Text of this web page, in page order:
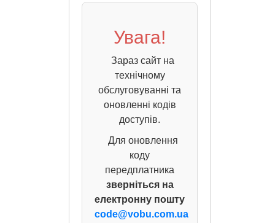
Увага!
Зараз сайт на
технічному
обслуговуванні та
оновленні кодів
доступів.
Для оновлення
коду
передплатника
зверніться на
електронну пошту
code@vobu.com.ua